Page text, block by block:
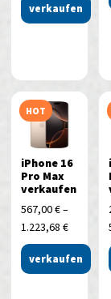
verkaufen
HOT
iPhone 16
Pro Max
verkaufen
567,00€–
1.223,68€
verkaufen